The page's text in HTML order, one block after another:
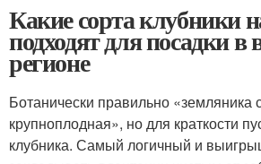
Какие сорта клубники
подходят для посадки
регионе
Ботанически правильно «земляника
крупноплодная», но для краткости
клубника. Самый логичный и